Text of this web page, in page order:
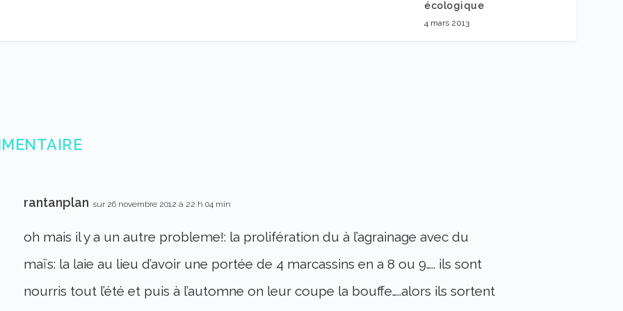
écologique
4 mars 2013
rantanplan sur 26 novembre 2012 à 22 h 04 min
oh mais il y a un autre probleme!: la prolifération du à l’agrainage avec du
maïs: la laie au lieu d’avoir une portée de 4 marcassins en a 8 ou 9….. ils sont
nourris tout l’été et puis à l’automne on leur coupe la bouffe…..alors ils sortent